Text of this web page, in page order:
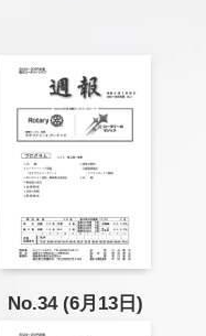
No.34 (6月13日)